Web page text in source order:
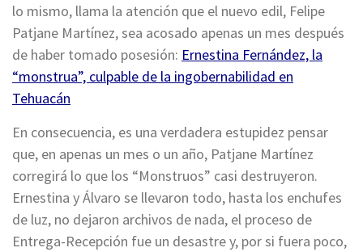
lo mismo, llama la atención que el nuevo edil, Felipe
Patjane Martínez, sea acosado apenas un mes después
de haber tomado posesión: Ernestina Fernández, la
“monstrua”, culpable de la ingobernabilidad en
Tehuacán
En consecuencia, es una verdadera estupidez pensar
que, en apenas un mes o un año, Patjane Martínez
corregirá lo que los “Monstruos” casi destruyeron.
Ernestina y Álvaro se llevaron todo, hasta los enchufes
de luz, no dejaron archivos de nada, el proceso de
Entrega-Recepción fue un desastre y, por si fuera poco,